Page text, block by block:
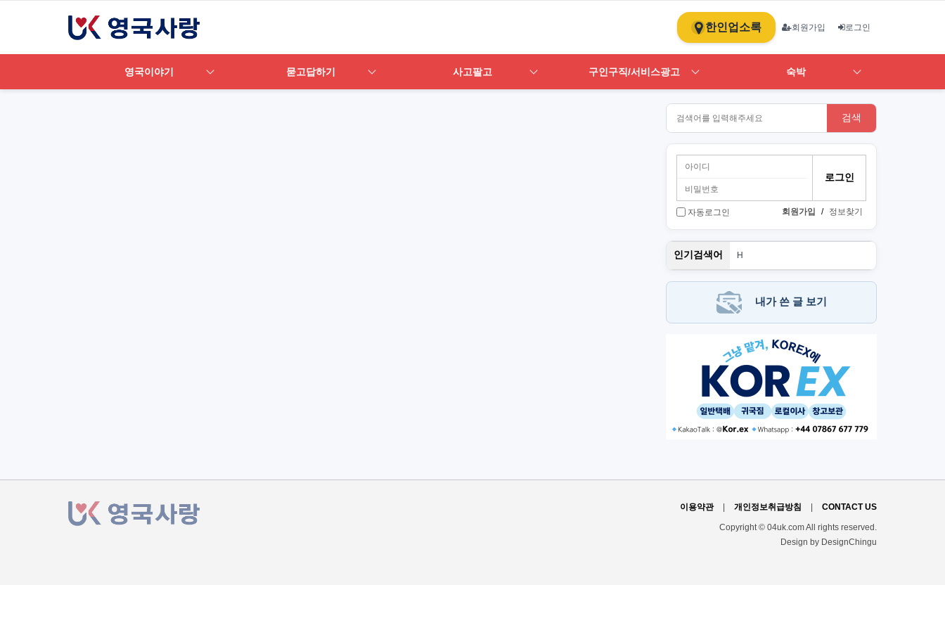
한인업소록 회원가입 로그인
영국이야기 묻고답하기 사고팔고 구인구직/서비스광고 숙박
검색
자동로그인 회원가입 / 정보찾기
인기검색어
PT
H
스
뉴몰
art
내가 쓴 글 보기
이용약관 개인정보취급방침 CONTACT US
Copyright © 04uk.com All rights reserved.
Design by DesignChingu